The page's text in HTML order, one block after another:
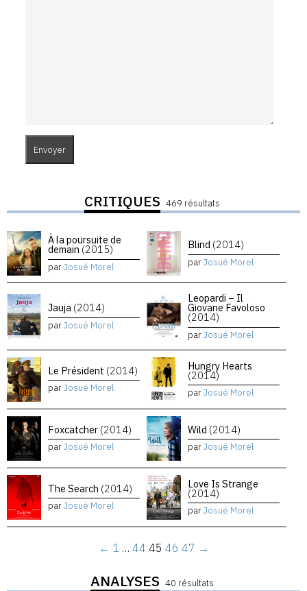
CRITIQUES 469 résultats
À la poursuite de
demain (2015)
parJosué Morel
Blind (2014)
parJosué Morel
Jauja (2014)
parJosué Morel
Leopardi – Il
Giovane Favoloso
(2014)
parJosué Morel
Le Président (2014)
parJosué Morel
Hungry Hearts
(2014)
parJosué Morel
Foxcatcher (2014)
parJosué Morel
Wild (2014)
parJosué Morel
The Search (2014)
parJosué Morel
Love Is Strange
(2014)
parJosué Morel
← 1 … 44 45 46 47 →
ANALYSES 40 résultats